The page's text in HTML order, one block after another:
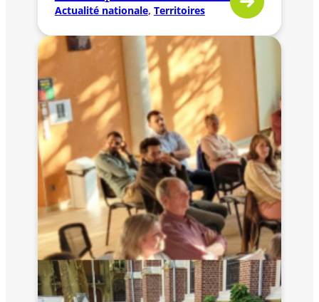
Actualité nationale, Territoires